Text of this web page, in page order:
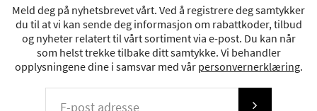
Meld deg på nyhetsbrevet vårt. Ved å registrere deg samtykker
du til at vi kan sende deg informasjon om rabattkoder, tilbud
og nyheter relatert til vårt sortiment via e-post. Du kan når
som helst trekke tilbake ditt samtykke. Vi behandler
opplysningene dine i samsvar med vår personvernerklæring.